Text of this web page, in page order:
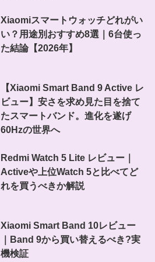
Xiaomiスマートウォッチどれがい
い？用途別おすすめ8選｜6台使っ
た結論【2026年】
【Xiaomi Smart Band 9 Active レ
ビュー】安さを求め見た目を捨て
たスマートバンド。進化を遂げ
60Hzの世界へ
Redmi Watch 5 Lite レビュー｜
Activeや上位Watch 5と比べてど
れを買うべきか解説
Xiaomi Smart Band 10レビュー
｜Band 9から買い替えるべき?実
機検証